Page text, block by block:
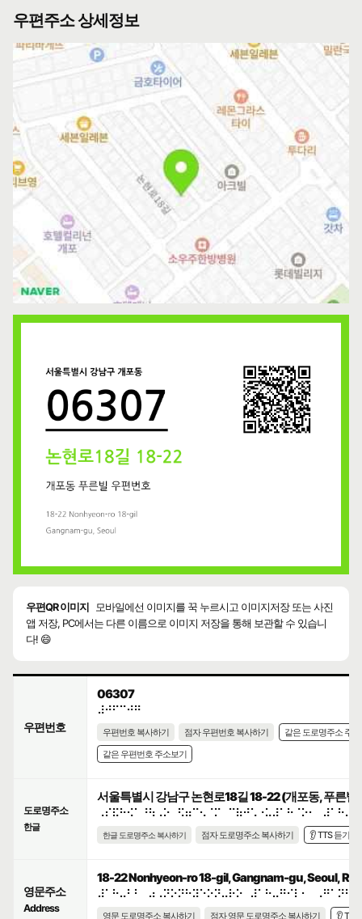
우편주소 상세정보
우편QR 이미지
모바일에선 이미지를 꾹 누르시고 이미지저장 또는 사진
앱 저장, PC에서는 다른 이름으로 이미지 저장을 통해 보관할 수 있습니
다! 😄
우편번호
06307
⠼⠚⠋⠉⠚⠛
우편번호 복사하기 점자 우편번호 복사하기
같은 도로명주소 주
같은 우편번호 주소보기
도로명주소
한글
서울특별시 강남구 논현로18길 18-22 (개포동, 푸른빌)
한글 도로명주소 복사하기 점자 도로명주소 복사하기 👂 TTS 듣기
영문주소
Address
18-22 Nonhyeon-ro 18-gil, Gangnam-gu, Seoul,
영문 도로명주소 복사하기 점자 영문 도로명주소 복사하기 👂 TTS